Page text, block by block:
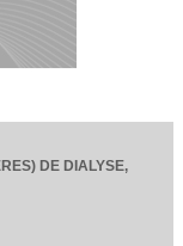
DE DIALYSE,